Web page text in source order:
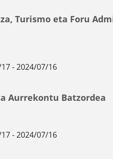
Turismo eta Foru
- 2024/07/16
Aurrekontu Batzordea
- 2024/07/16